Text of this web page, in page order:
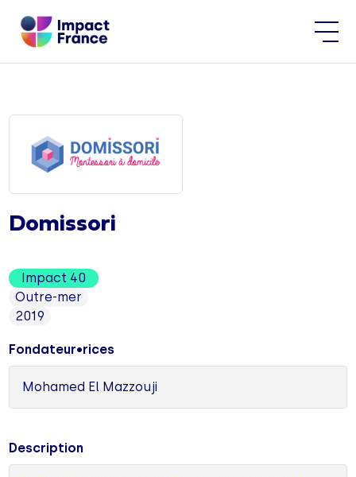
Domissori
Impact 40
Outre-mer
2019
Fondateur•rices
Mohamed El Mazzouji
Description